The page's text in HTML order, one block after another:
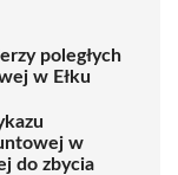
poległych
w Ełku
w
do zbycia